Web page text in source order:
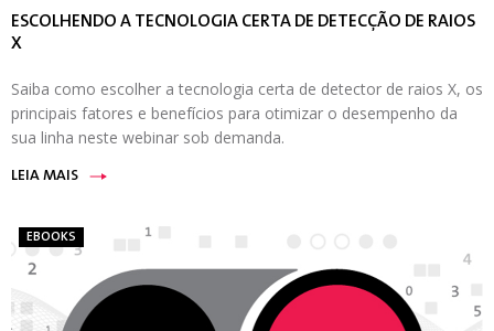
ESCOLHENDO A TECNOLOGIA CERTA DE DETECÇÃO DE RAIOS
X
Saiba como escolher a tecnologia certa de detector de raios X, os
principais fatores e benefícios para otimizar o desempenho da
sua linha neste webinar sob demanda.
LEIA MAIS
EBOOKS